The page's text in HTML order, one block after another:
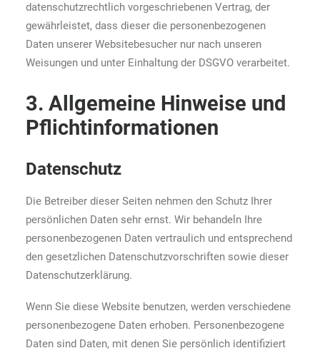
datenschutzrechtlich vorgeschriebenen Vertrag, der
gewährleistet, dass dieser die personenbezogenen
Daten unserer Websitebesucher nur nach unseren
Weisungen und unter Einhaltung der DSGVO verarbeitet.
3. Allgemeine Hinweise und
Pflicht­informationen
Datenschutz
Die Betreiber dieser Seiten nehmen den Schutz Ihrer
persönlichen Daten sehr ernst. Wir behandeln Ihre
personenbezogenen Daten vertraulich und entsprechend
den gesetzlichen Datenschutzvorschriften sowie dieser
Datenschutzerklärung.
Wenn Sie diese Website benutzen, werden verschiedene
personenbezogene Daten erhoben. Personenbezogene
Daten sind Daten, mit denen Sie persönlich identifiziert